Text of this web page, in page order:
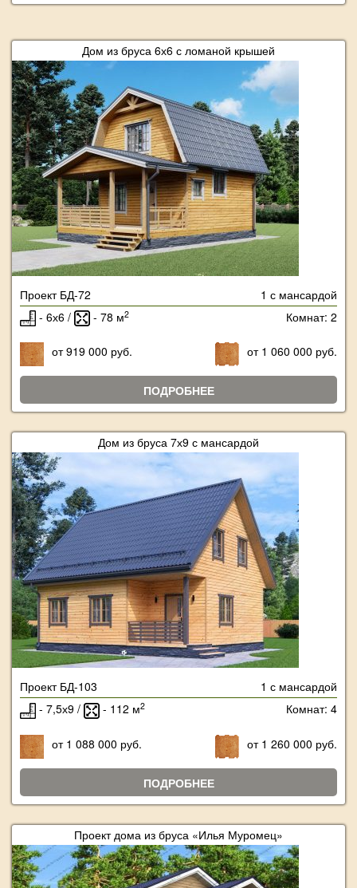
Дом из бруса 6х6 с ломаной крышей
Проект БД-72
1 с мансардой
- 6х6 /
- 78 м2 Комнат: 2
от 919 000 руб. от 1 060 000 руб.
ПОДРОБНЕЕ
Дом из бруса 7х9 с мансардой
Проект БД-103
1 с мансардой
- 7,5х9 /
- 112 м2 Комнат: 4
от 1 088 000 руб. от 1 260 000 руб.
ПОДРОБНЕЕ
Проект дома из бруса «Илья Муромец»